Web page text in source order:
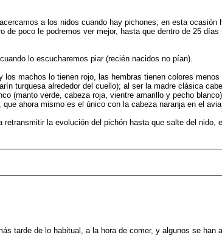
a los nidos cuando hay pichones; en esta ocasión
poco le podremos ver mejor, hasta que dentro de 25 días
lo escucharemos piar (recién nacidos no pían).
machos lo tienen rojo, las hembras tienen colores
turquesa alrededor del cuello); al ser la madre clásica
(manto verde, cabeza roja, vientre amarillo y pecho
ahora mismo es el único con la cabeza naranja en el
la evolución del pichón hasta que salte del nido,
tarde de lo habitual, a la hora de comer, y algunos se han